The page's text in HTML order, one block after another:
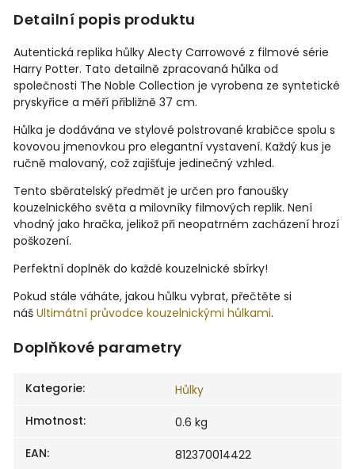
Detailní popis produktu
Autentická replika hůlky Alecty Carrowové z filmové série
Harry Potter. Tato detailně zpracovaná hůlka od
společnosti The Noble Collection je vyrobena ze syntetické
pryskyřice a měří přibližně 37 cm.
Hůlka je dodávána ve stylové polstrované krabičce spolu s
kovovou jmenovkou pro elegantní vystavení. Každý kus je
ručně malovaný, což zajišťuje jedinečný vzhled.
Tento sběratelský předmět je určen pro fanoušky
kouzelnického světa a milovníky filmových replik. Není
vhodný jako hračka, jelikož při neopatrném zacházení hrozí
poškození.
Perfektní doplněk do každé kouzelnické sbírky!
Pokud stále váháte, jakou hůlku vybrat, přečtěte si
náš Ultimátní průvodce kouzelnickými hůlkami.
Doplňkové parametry
Kategorie:
Hůlky
Hmotnost:
0.6 kg
EAN: 812370014422